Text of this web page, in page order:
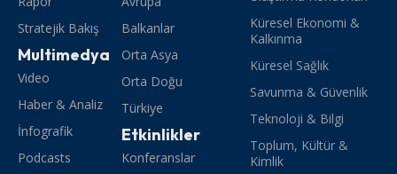
Stratejik Bakış
Multimedya
Video
Haber & Analiz
İnfografik
Podcasts
Balkanlar
Orta Asya
Orta Doğu
Türkiye
Etkinlikler
Konferanslar
Küresel Ekonomi &
Kalkınma
Küresel Sağlık
Savunma & Güvenlik
Teknoloji & Bilgi
Toplum, Kültür &
Kimlik